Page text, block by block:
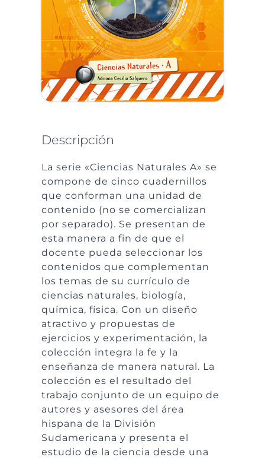
Descripción
La serie «Ciencias Naturales A» se
compone de cinco cuadernillos
que conforman una unidad de
contenido (no se comercializan
por separado). Se presentan de
esta manera a fin de que el
docente pueda seleccionar los
contenidos que complementan
los temas de su currículo de
ciencias naturales, biología,
química, física. Con un diseño
atractivo y propuestas de
ejercicios y experimentación, la
colección integra la fe y la
enseñanza de manera natural. La
colección es el resultado del
trabajo conjunto de un equipo de
autores y asesores del área
hispana de la División
Sudamericana y presenta el
estudio de la ciencia desde una